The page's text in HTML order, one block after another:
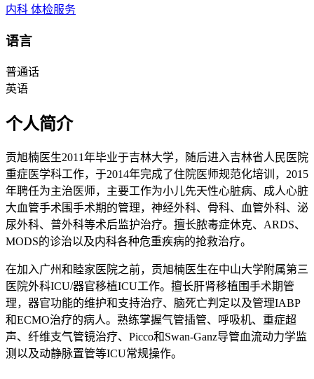
内科 体检服务
语言
普通话
英语
个人简介
贡旭楠医生2011年毕业于吉林大学，随后进入吉林省人民医院
重症医学科工作，于2014年完成了住院医师规范化培训，2015
年聘任为主治医师，主要工作为小儿先天性心脏病、成人心脏
大血管手术围手术期的管理，神经外科、骨科、血管外科、泌
尿外科、普外科等术后监护治疗。擅长脓毒症休克、ARDS、
MODS的诊治以及内科各种危重疾病的抢救治疗。
在加入广州和睦家医院之前，贡旭楠医生在中山大学附属第三
医院外科ICU/器官移植ICU工作。擅长肝肾移植围手术期管
理，器官功能的维护和支持治疗、脑死亡判定以及管理IABP
和ECMO治疗的病人。熟练掌握气管插管、呼吸机、重症超
声、纤维支气管镜治疗、Picco和Swan-Ganz导管血流动力学监
测以及动静脉置管等ICU常规操作。